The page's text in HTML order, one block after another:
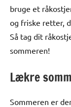
bruge et
og friske retter,
Så tag dit
sommeren!
Lækre
Sommeren er